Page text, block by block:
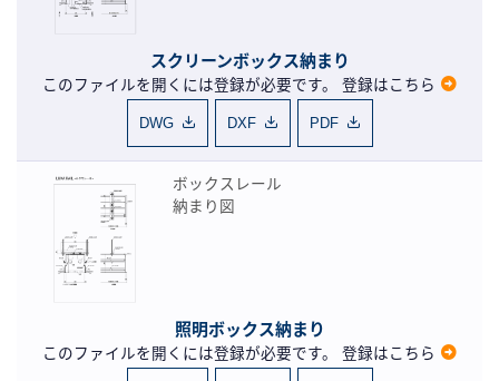
スクリーンボックス納まり
このファイルを開くには登録が必要です。登録はこちら
DWG DXF PDF
ボックスレール
納まり図
照明ボックス納まり
このファイルを開くには登録が必要です。登録はこちら